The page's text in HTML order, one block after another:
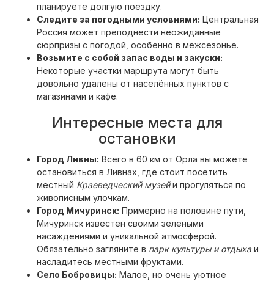
планируете долгую поездку.
Следите за погодными условиями: Центральная
Россия может преподнести неожиданные
сюрпризы с погодой, особенно в межсезонье.
Возьмите с собой запас воды и закуски:
Некоторые участки маршрута могут быть
довольно удалены от населённых пунктов с
магазинами и кафе.
Интересные места для
остановки
Город Ливны: Всего в 60 км от Орла вы можете
остановиться в Ливнах, где стоит посетить
местный Краеведческий музейи прогуляться по
живописным улочкам.
Город Мичуринск: Примерно на половине пути,
Мичуринск известен своими зелеными
насаждениями и уникальной атмосферой.
Обязательно загляните в парк культуры и отдыхаи
насладитесь местными фруктами.
Село Бобровицы: Малое, но очень уютное